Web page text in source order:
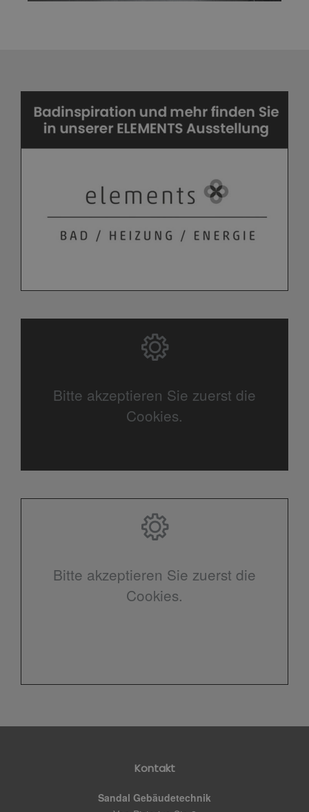
Bitte akzeptieren Sie zuerst die
Cookies.
Bitte akzeptieren Sie zuerst die
Cookies.
Kontakt
Sandal Gebäudetechnik